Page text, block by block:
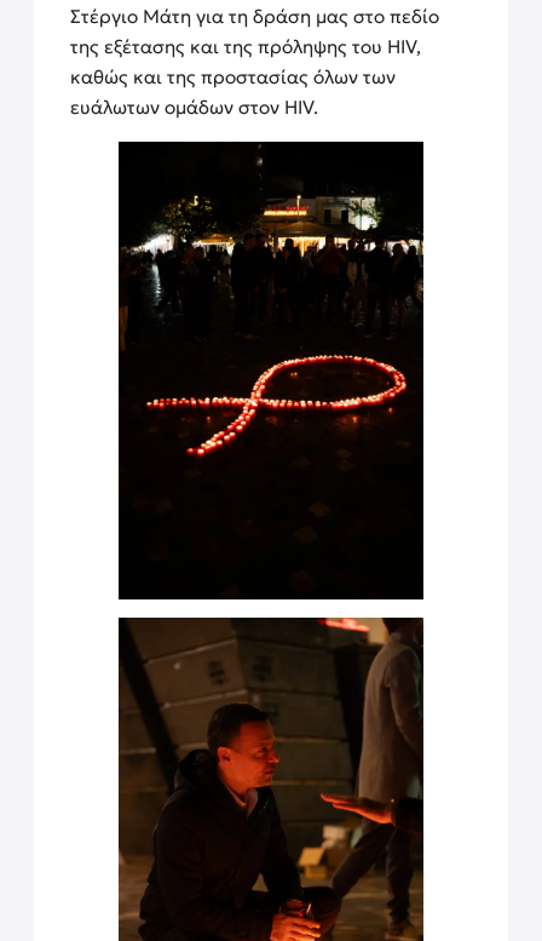
Στέργιο Μάτη για τη δράση μας στο πεδίο
της εξέτασης και της πρόληψης του HIV,
καθώς και της προστασίας όλων των
ευάλωτων ομάδων στον HIV.